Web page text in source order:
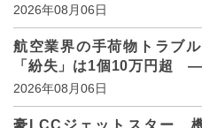
2026年08月06日
航空業界の手荷物トラブ
「紛失」は1個10万円超
2026年08月06日
豪LCCジェットスター、